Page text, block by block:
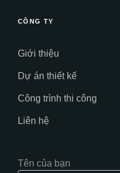
CÔNG TY
Giới thiệu
Dự án thiết kế
Công trình thi công
Liên hệ
Tên của bạn